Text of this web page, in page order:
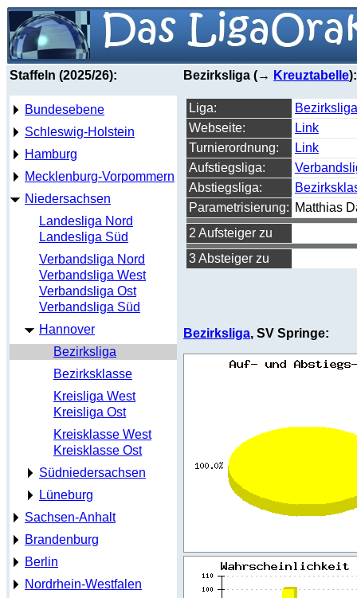
Staffeln (2025/26):
Bundesebene
Schleswig-Holstein
Hamburg
Mecklenburg-Vorpommern
Niedersachsen
Landesliga Nord
Landesliga Süd
Verbandsliga Nord
Verbandsliga West
Verbandsliga Ost
Verbandsliga Süd
Hannover
Bezirksliga
Bezirksklasse
Kreisliga West
Kreisliga Ost
Kreisklasse West
Kreisklasse Ost
Südniedersachsen
Lüneburg
Sachsen-Anhalt
Brandenburg
Berlin
Nordrhein-Westfalen
Bezirksliga (→ Kreuztabelle):
Liga:
Webseite:
Link
Turnierordnung:
Link
Aufstiegsliga:
Abstiegsliga:
Parametrisierung: Matthias
2 Aufsteiger zu
3 Absteiger zu
Bezirksliga, SV Springe: